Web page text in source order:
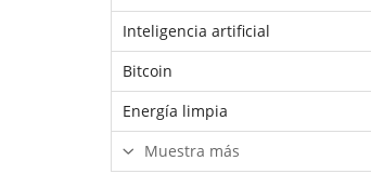
Inteligencia artificial
Bitcoin
Energía limpia
Muestra más